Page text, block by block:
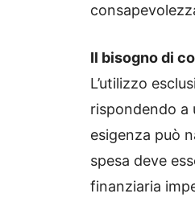
Il bisogno di
L’utilizzo
rispondendo a
esigenza può
spesa deve
finanziaria